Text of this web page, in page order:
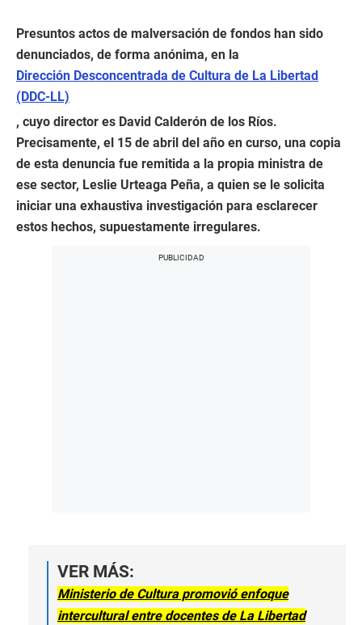
Presuntos actos de malversación de fondos han sido
denunciados, de forma anónima, en la
Dirección Desconcentrada de Cultura de La Libertad
(DDC-LL)
, cuyo director es David Calderón de los Ríos.
Precisamente, el 15 de abril del año en curso, una copia
de esta denuncia fue remitida a la propia ministra de
ese sector, Leslie Urteaga Peña, a quien se le solicita
iniciar una exhaustiva investigación para esclarecer
estos hechos, supuestamente irregulares.
VER MÁS:
Ministerio de Cultura promovió enfoque
intercultural entre docentes de La Libertad